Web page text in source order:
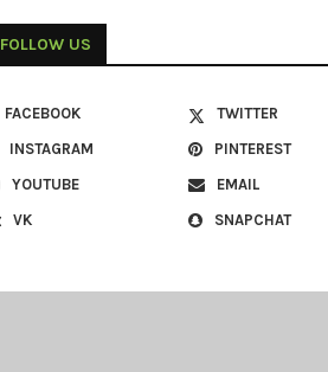
FOLLOW US
FACEBOOK
TWITTER
INSTAGRAM
PINTEREST
YOUTUBE
EMAIL
VK
SNAPCHAT